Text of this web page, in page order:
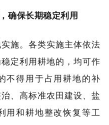
确保长期稳定利用
施。各类实施主体依法
定利用耕地的，均可作
不得用于占用耕地的补
、高标准农田建设、盐
用和耕地整改恢复等工